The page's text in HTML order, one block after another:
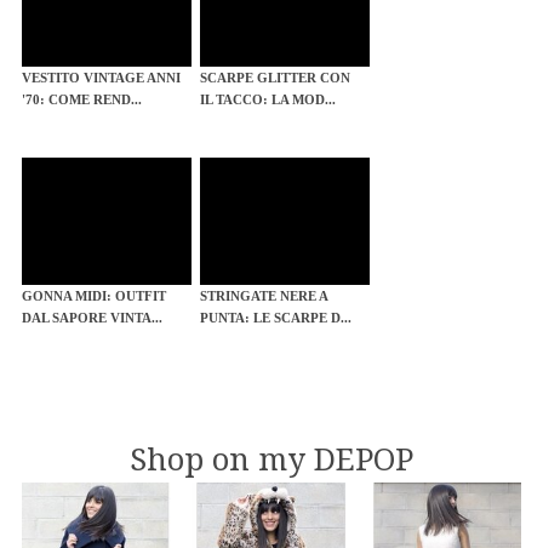
VESTITO VINTAGE ANNI
'70: COME REND...
SCARPE GLITTER CON
IL TACCO: LA MOD...
GONNA MIDI: OUTFIT
DAL SAPORE VINTA...
STRINGATE NERE A
PUNTA: LE SCARPE D...
Shop on my DEPOP